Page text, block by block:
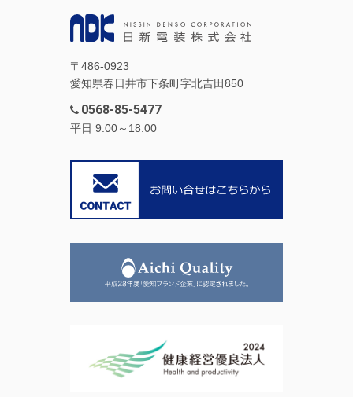
〒486-0923
愛知県春日井市下条町字北吉田850
0568-85-5477
平日 9:00～18:00